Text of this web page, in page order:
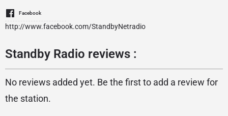
Facebook
http://www.facebook.com/StandbyNetradio
Standby Radio reviews :
No reviews added yet. Be the first to add a review for
the station.